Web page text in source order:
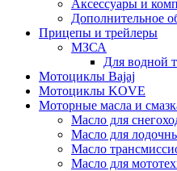
Аксессуары и
Дополнительное
Прицепы и трейлеры
МЗСА
Для водной
Мотоциклы Bajaj
Мотоциклы KOVE
Моторные масла и
Масло для
Масло для
Масло
Масло для